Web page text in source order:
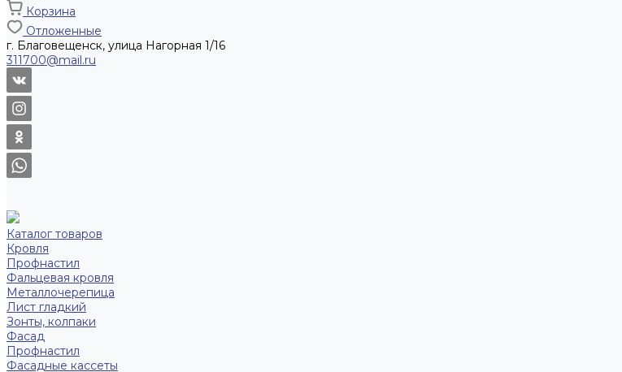
Корзина
Отложенные
г. Благовещенск, улица Нагорная 1/16
311700@mail.ru
Каталог товаров
Кровля
Профнастил
Фальцевая кровля
Металлочерепица
Лист гладкий
Зонты, колпаки
Фасад
Профнастил
Фасадные кассеты